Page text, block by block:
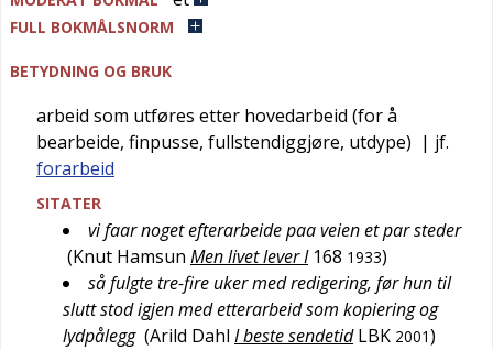
FULL BOKMÅLSNORM
BETYDNING OG BRUK
arbeid som utføres etter hovedarbeid (for å
bearbeide, finpusse, fullstendiggjøre, utdype) | jf.
forarbeid
SITATER
vi faar noget efterarbeide paa veien et par steder
(Knut Hamsun Men livet lever I 168 1933)
så fulgte tre-fire uker med redigering, før hun til
slutt stod igjen med etterarbeid som kopiering og
lydpålegg (Arild Dahl I beste sendetid LBK 2001)